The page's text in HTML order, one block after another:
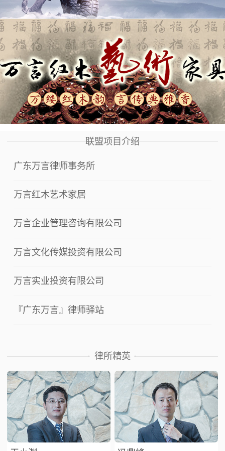
联盟项目介绍
广东万言律师事务所
万言红木艺术家居
万言企业管理咨询有限公司
万言文化传媒投资有限公司
万言实业投资有限公司
『广东万言』律师驿站
律所精英